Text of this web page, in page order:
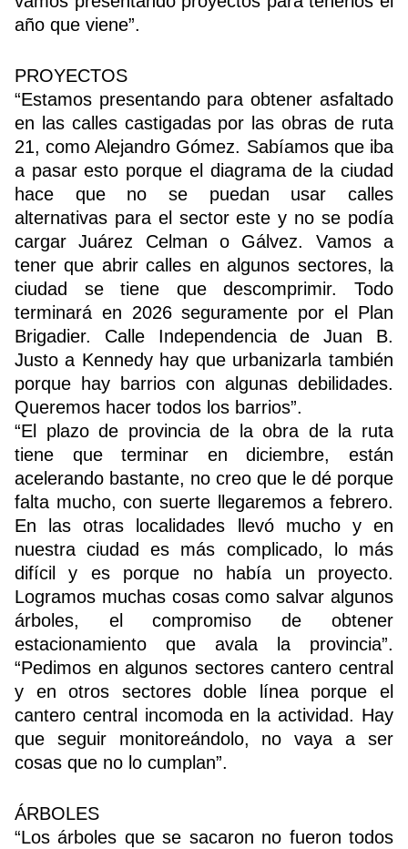
año que viene”.
PROYECTOS
“Estamos presentando para obtener asfaltado
en las calles castigadas por las obras de ruta
21, como Alejandro Gómez. Sabíamos que iba
a pasar esto porque el diagrama de la ciudad
hace que no se puedan usar calles
alternativas para el sector este y no se podía
cargar Juárez Celman o Gálvez. Vamos a
tener que abrir calles en algunos sectores, la
ciudad se tiene que descomprimir. Todo
terminará en 2026 seguramente por el Plan
Brigadier. Calle Independencia de Juan B.
Justo a Kennedy hay que urbanizarla también
porque hay barrios con algunas debilidades.
Queremos hacer todos los barrios”.
“El plazo de provincia de la obra de la ruta
tiene que terminar en diciembre, están
acelerando bastante, no creo que le dé porque
falta mucho, con suerte llegaremos a febrero.
En las otras localidades llevó mucho y en
nuestra ciudad es más complicado, lo más
difícil y es porque no había un proyecto.
Logramos muchas cosas como salvar algunos
árboles, el compromiso de obtener
estacionamiento que avala la provincia”.
“Pedimos en algunos sectores cantero central
y en otros sectores doble línea porque el
cantero central incomoda en la actividad. Hay
que seguir monitoreándolo, no vaya a ser
cosas que no lo cumplan”.
ÁRBOLES
“Los árboles que se sacaron no fueron todos